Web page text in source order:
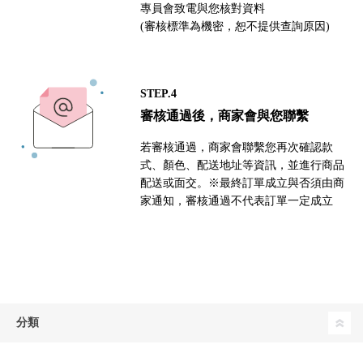
專員會致電與您核對資料
(審核標準為機密，恕不提供查詢原因)
STEP.4
審核通過後，商家會與您聯繫
若審核通過，商家會聯繫您再次確認款
式、顏色、配送地址等資訊，並進行商品
配送或面交。※最終訂單成立與否須由商
家通知，審核通過不代表訂單一定成立
分類